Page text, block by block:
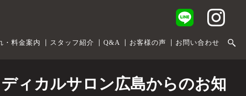
・料金案内 スタッフ紹介 Q&A お客様の声 お問い合わせ
ィカルサロン広島からのお知